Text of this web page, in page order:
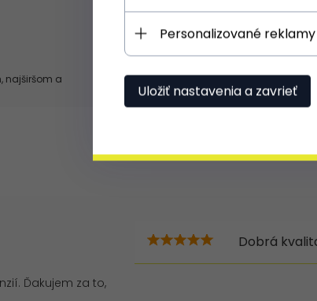
najširšom a
VONKAJŠÍ:1 etui
HLAVNÉ ZAPÍNANIE:
** Nastavenie sa týka pásku
Ďakujem za to,
Dobrá
Personalizované reklamy
Uložiť nastavenia a zavrieť